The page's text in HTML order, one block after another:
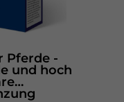
Pferde -
und hoch